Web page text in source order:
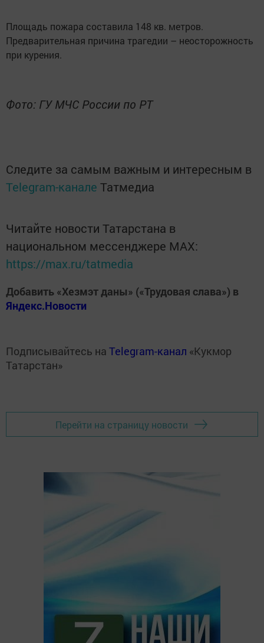
Площадь пожара составила 148 кв. метров.
Предварительная причина трагедии – неосторожность
при курения.
Фото: ГУ МЧС России по РТ
Следите за самым важным и интересным в
Telegram-канале Татмедиа
Читайте новости Татарстана в
национальном мессенджере MАХ:
https://max.ru/tatmedia
Добавить «Хезмэт даны» («Трудовая слава») в
Яндекс.Новости
Подписывайтесь на Telegram-канал «Кукмор
Татарстан»
Перейти на страницу новости